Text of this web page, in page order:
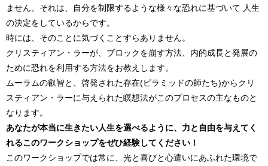
ません。それは、自分を制限するような様々な恐れに基づいて 人生
の決定をしているからです。
時には、そのことに気づくことすらありません。
クリスティアン・ラーが、ブロックを崩す方法、内的成長と発展の
ために恐れを利用する方法をお教えします。
ムーラムの叡智と、啓発された存在(ピラミッドの師たち)からクリ
スティアン・ラーに与えられた瞑想法がこのプロセスの主なものと
なります。
あなたが本当に生きたい人生を選べるように、力と自由を与えてく
れるこのワークショップをぜひ経験してください！
このワークショップでは常に、光と喜びと心遣いにあふれた環境で